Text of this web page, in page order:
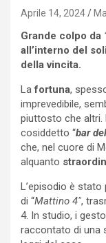
Aprile 14, 2024
Grande colpo da
all’interno del
della vincita.
Lafortuna,
imprevedibile,
piuttosto che altri.
cosiddetto “bar
che, nel cuore di
alquanto
L’episodio è
di “Mattino 4″,
4. In studio, i
raccontato di una